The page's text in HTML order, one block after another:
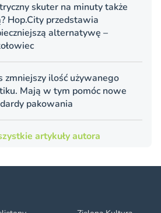
skuter na minuty także
Hop.City przedstawia
alternatywę –
zmniejszy ilość używanego
Mają w tym pomóc nowe
pakowania
artykuły autora